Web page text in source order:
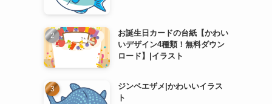
お誕生日カードの台紙【かわい
いデザイン4種類！無料ダウン
ロード】|イラスト
ジンベエザメ|かわいいイラス
ト